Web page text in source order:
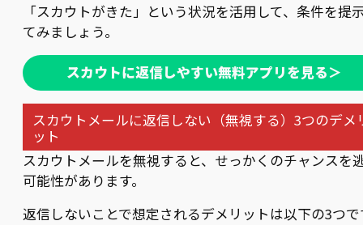
「スカウトがきた」という状況を活用して、条件を提
てみましょう。
スカウトに返信しやすい無料アプリを見る＞
スカウトメールに返信しない（無視する）3つのデメ
ット
スカウトメールを無視すると、せっかくのチャンスを
可能性があります。
返信しないことで想定されるデメリットは以下の3つで